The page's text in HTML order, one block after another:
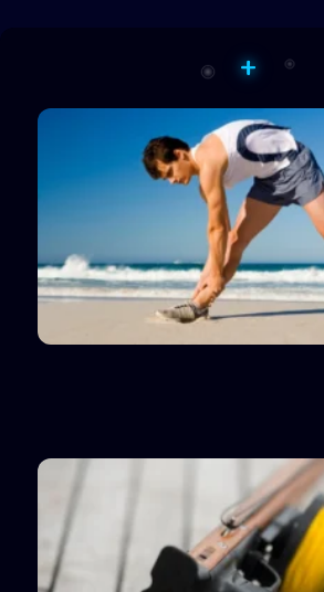
+